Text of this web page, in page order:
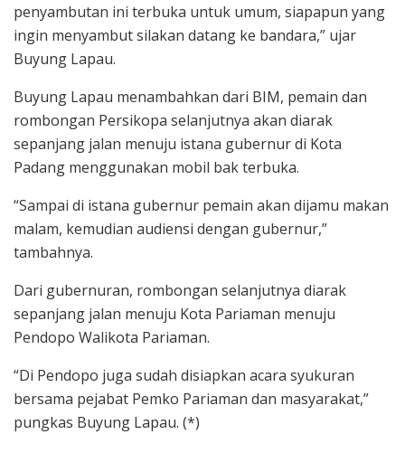
penyambutan ini terbuka untuk umum, siapapun yang
ingin menyambut silakan datang ke bandara,” ujar
Buyung Lapau.
Buyung Lapau menambahkan dari BIM, pemain dan
rombongan Persikopa selanjutnya akan diarak
sepanjang jalan menuju istana gubernur di Kota
Padang menggunakan mobil bak terbuka.
“Sampai di istana gubernur pemain akan dijamu makan
malam, kemudian audiensi dengan gubernur,”
tambahnya.
Dari gubernuran, rombongan selanjutnya diarak
sepanjang jalan menuju Kota Pariaman menuju
Pendopo Walikota Pariaman.
“Di Pendopo juga sudah disiapkan acara syukuran
bersama pejabat Pemko Pariaman dan masyarakat,”
pungkas Buyung Lapau. (*)